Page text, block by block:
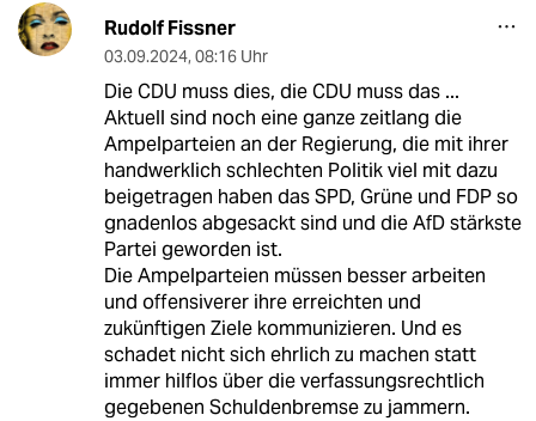
Rudolf Fissner
03.09.2024, 08:16 Uhr
Die CDU muss dies, die CDU muss das ...
Aktuell sind noch eine ganze zeitlang die
Ampelparteien an der Regierung, die mit ihrer
handwerklich schlechten Politik viel mit dazu
beigetragen haben das SPD, Grüne und FDP so
gnadenlos abgesackt sind und die AfD stärkste
Partei geworden ist.
Die Ampelparteien müssen besser arbeiten
und offensiverer ihre erreichten und
zukünftigen Ziele kommunizieren. Und es
schadet nicht sich ehrlich zu machen statt
immer hilflos über die verfassungsrechtlich
gegebenen Schuldenbremse zu jammern.